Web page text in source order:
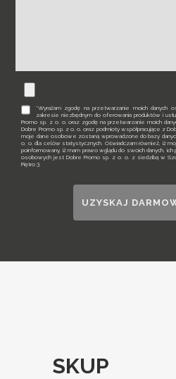
*Wyrażam zgodę na przetwarzanie moich
zakresie niezbędnym do oferowania produktów i
Promo sp. z o. o. oraz zgodę na przetwarzanie moich
Dobre Promo sp. z o. o. oraz podmioty współpracujące z
moje dane osobowe zostaną wprowadzone do bazy
o. o. dla celów statystycznych. Oświadczam również, iż
poinformowany, iż mam prawo wglądu do swoich danych, ich
osobowych jest Dobre Promo sp. z o. o. z siedzibą w
Piętro 3.
SKUP